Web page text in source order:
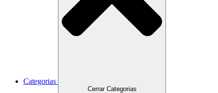
Categorias
Cerrar Categorias